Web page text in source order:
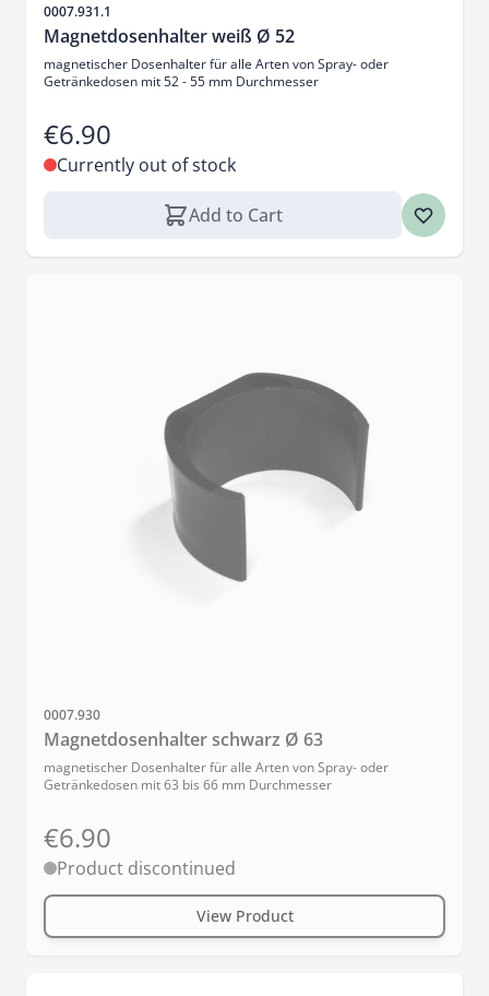
Sku
0007.931.1
Magnetdosenhalter weiß Ø 52
magnetischer Dosenhalter für alle Arten von Spray- oder
Getränkedosen mit 52 - 55 mm Durchmesser
€6.90
Currently out of stock
Add to Cart
Sku
0007.930
Magnetdosenhalter schwarz Ø 63
magnetischer Dosenhalter für alle Arten von Spray- oder
Getränkedosen mit 63 bis 66 mm Durchmesser
€6.90
Product discontinued
View Product